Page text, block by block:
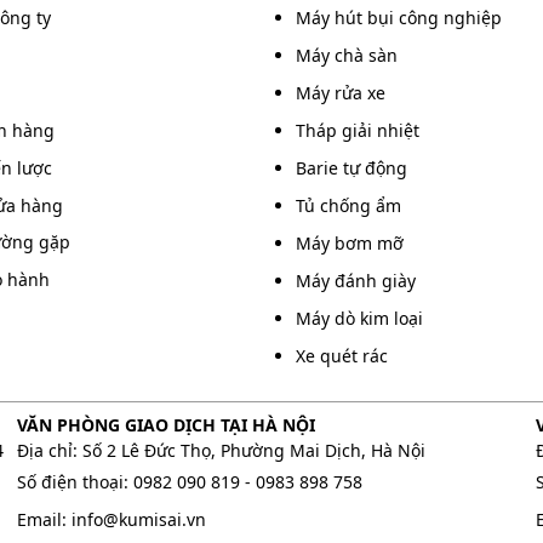
chắc chắn
đập tốt, trong suốt thuận tiện quan sát được bên
IC và Block tiên tiến. Vì vậy, tủ chống ẩm cao cấp
chóng
ty
hàng
lược
hàng
gặp
hành
Máy hút bụi công nghiệp
Máy chà sàn
Máy rửa xe
Tháp giải nhiệt
Barie tự động
Tủ chống ẩm
Máy bơm mỡ
Máy đánh giày
Máy dò kim loại
Xe quét rác
VĂN PHÒNG GIAO DỊCH TẠI HÀ NỘI
Địa chỉ: Số 2 Lê Đức Thọ, Phường Mai Dịch, Hà Nội
Số điện thoại: 0982 090 819- 0983 898 758
Email: info@kumisai.vn